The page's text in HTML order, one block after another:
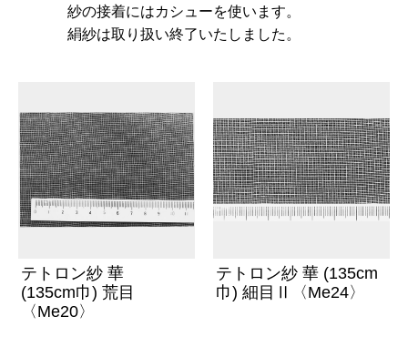
紗の接着にはカシューを使います。
絹紗は取り扱い終了いたしました。
テトロン紗 華
(135cm巾) 荒目
〈Me20〉
テトロン紗 華 (135cm
巾) 細目Ⅱ〈Me24〉